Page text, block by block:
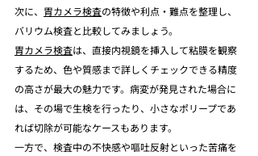
次に、 胃カメラ検査の特徴や利点・難点を整理し、
バリウム検査と比較してみましょう。
胃カメラ検査は、直接内視鏡を挿入して粘膜を観察
するため、色や質感まで詳しくチェックできる精度
の高さが最大の魅力です。病変が発見された場合に
は、その場で生検を行ったり、小さなポリープであ
れば切除が可能なケースもあります。
一方で、検査中の不快感や嘔吐反射といった苦痛を